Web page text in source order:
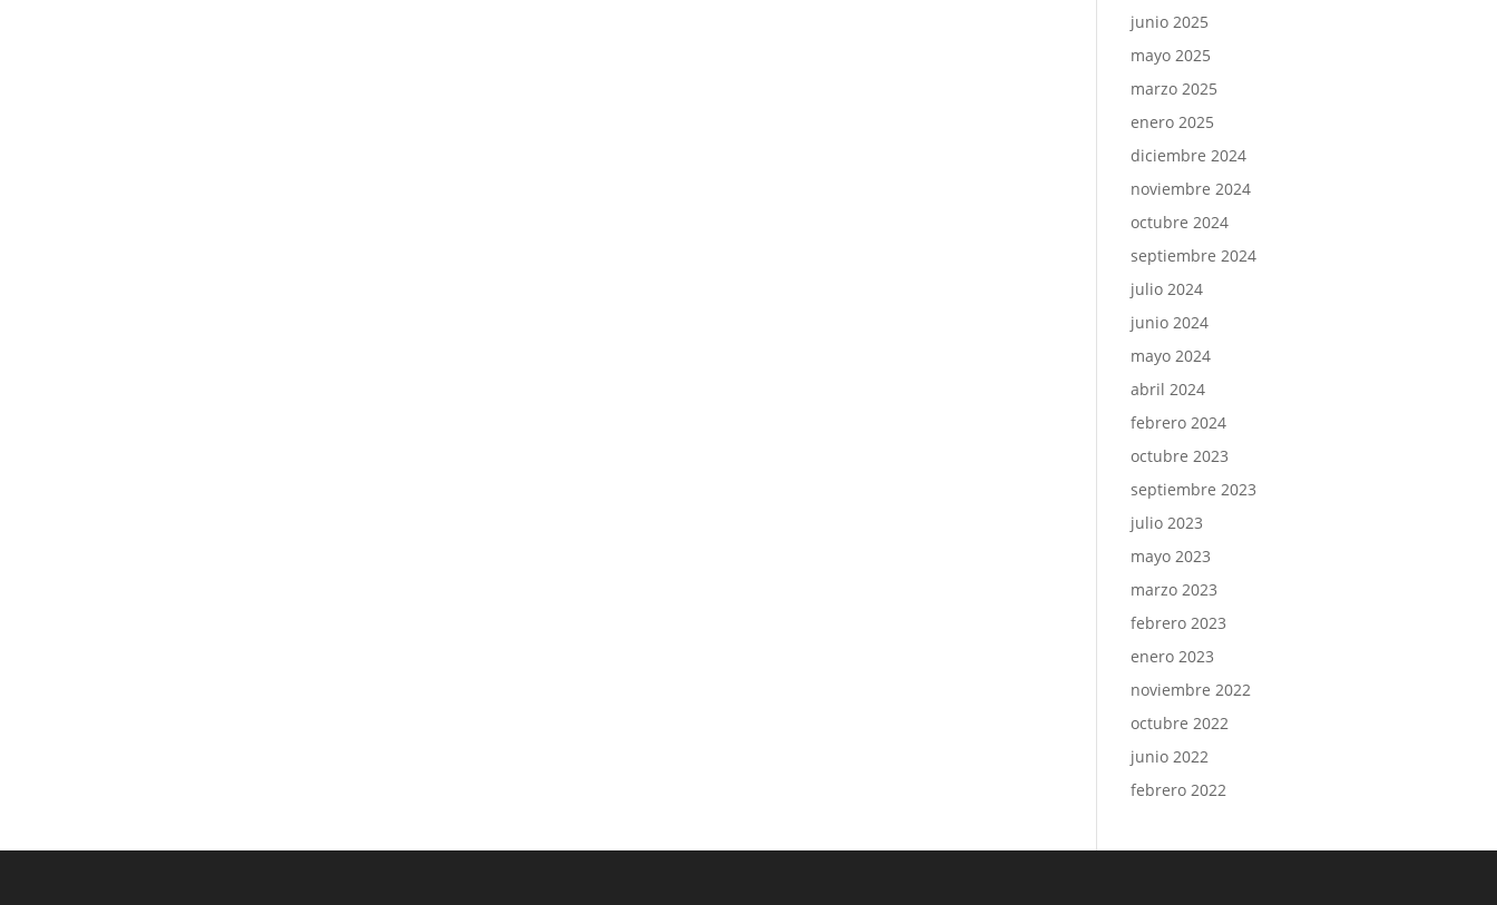
junio 2025
mayo 2025
marzo 2025
enero 2025
diciembre 2024
noviembre 2024
octubre 2024
septiembre 2024
julio 2024
junio 2024
mayo 2024
abril 2024
febrero 2024
octubre 2023
septiembre 2023
julio 2023
mayo 2023
marzo 2023
febrero 2023
enero 2023
noviembre 2022
octubre 2022
junio 2022
febrero 2022